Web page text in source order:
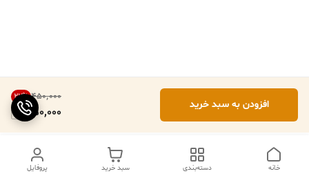
۴۵۰٬۰۰۰ 22%
350,000
افزودن به سبد خرید
پروفایل سبد خرید دسته‌بندی خانه